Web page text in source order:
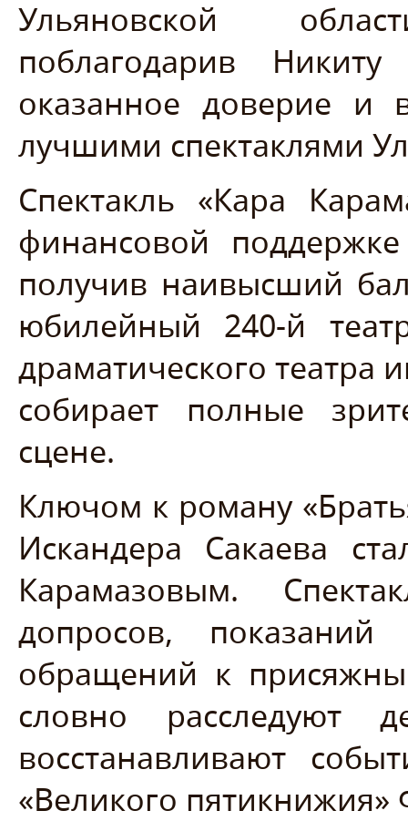
Ульяновской
поблагодарив
оказанное доверие и
лучшими спектаклями
Спектакль «Кара
финансовой
получив наивысший
юбилейный 240-й
драматического театра
собирает полные
сцене.
Ключом к роману
Искандера Сакаева
Карамазовым.
допросов, показаний
обращений к
словно расследуют
восстанавливают
«Великого пятикнижия»